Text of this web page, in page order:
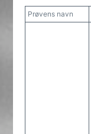
Prøvens navn